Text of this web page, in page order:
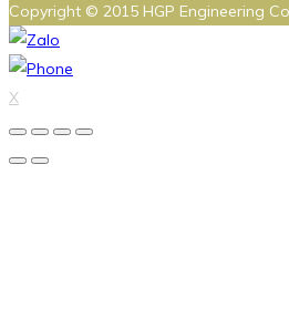
Copyright © 2015 HGP Engineering
X